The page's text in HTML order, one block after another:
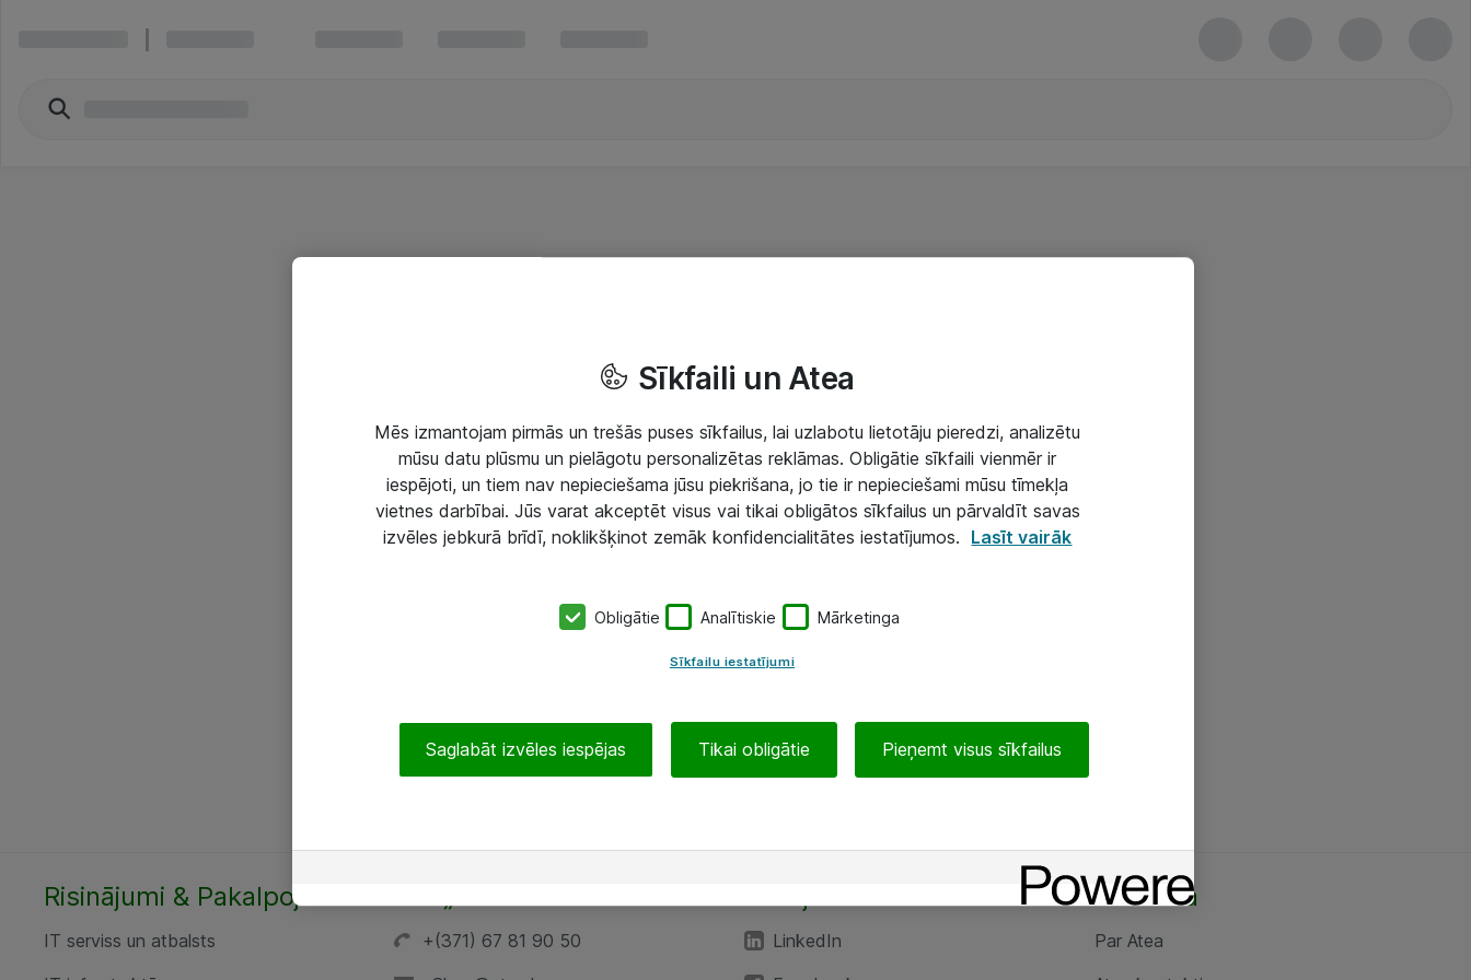
Risinājumi & Pakalpojumi
IT serviss un atbalsts
+(371) 67 81 90 50
LinkedIn
Par Atea
Par Atea
Sīkfaili un Atea
Mēs izmantojam pirmās un trešās puses sīkfailus, lai uzlabotu lietotāju pieredzi, analizētu
mūsu datu plūsmu un pielāgotu personalizētas reklāmas. Obligātie sīkfaili vienmēr ir
iespējoti, un tiem nav nepieciešama jūsu piekrišana, jo tie ir nepieciešami mūsu tīmekļa
vietnes darbībai. Jūs varat akceptēt visus vai tikai obligātos sīkfailus un pārvaldīt savas
izvēles jebkurā brīdī, noklikšķinot zemāk konfidencialitātes iestatījumos. Lasīt vairāk
Obligātie Analītiskie Mārketinga
Sīkfailu iestatījumi
Saglabāt izvēles iespējas Tikai obligātie Pieņemt visus sīkfailus